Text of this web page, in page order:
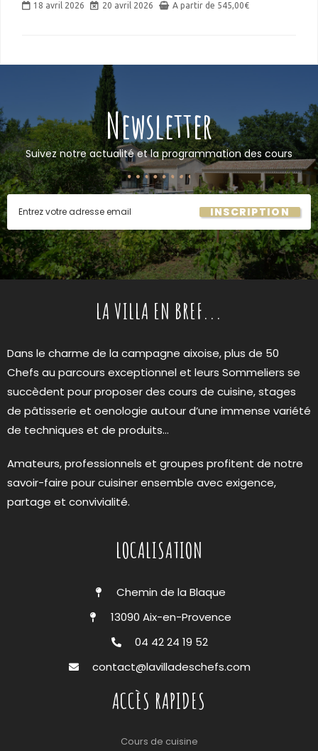
18 avril 2026 20 avril 2026 A partir de 545,00€
Newsletter
Suivez notre actualité et la programmation des cours
INSCRIPTION
LA VILLA EN BREF...
Dans le charme de la campagne aixoise, plus de 50
Chefs au parcours exceptionnel et leurs Sommeliers se
succèdent pour proposer des cours de cuisine, stages
de pâtisserie et oenologie autour d’une immense variété
de techniques et de produits…
Amateurs, professionnels et groupes profitent de notre
savoir-faire pour cuisiner ensemble avec exigence,
partage et convivialité.
LOCALISATION
Chemin de la Blaque
13090 Aix-en-Provence
04 42 24 19 52
contact@lavilladeschefs.com
ACCÈS RAPIDES
Cours de cuisine